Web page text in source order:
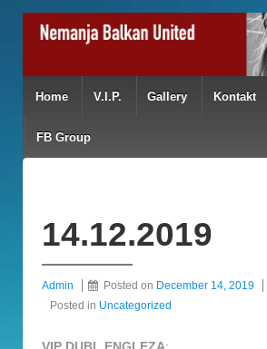
Home V.I.P. Gallery Kontakt
FB Group
14.12.2019
Admin Posted on December 14, 2019
Posted in Uncategorized